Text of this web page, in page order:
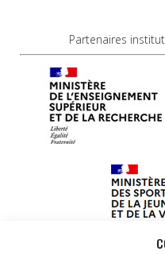
Partenaires